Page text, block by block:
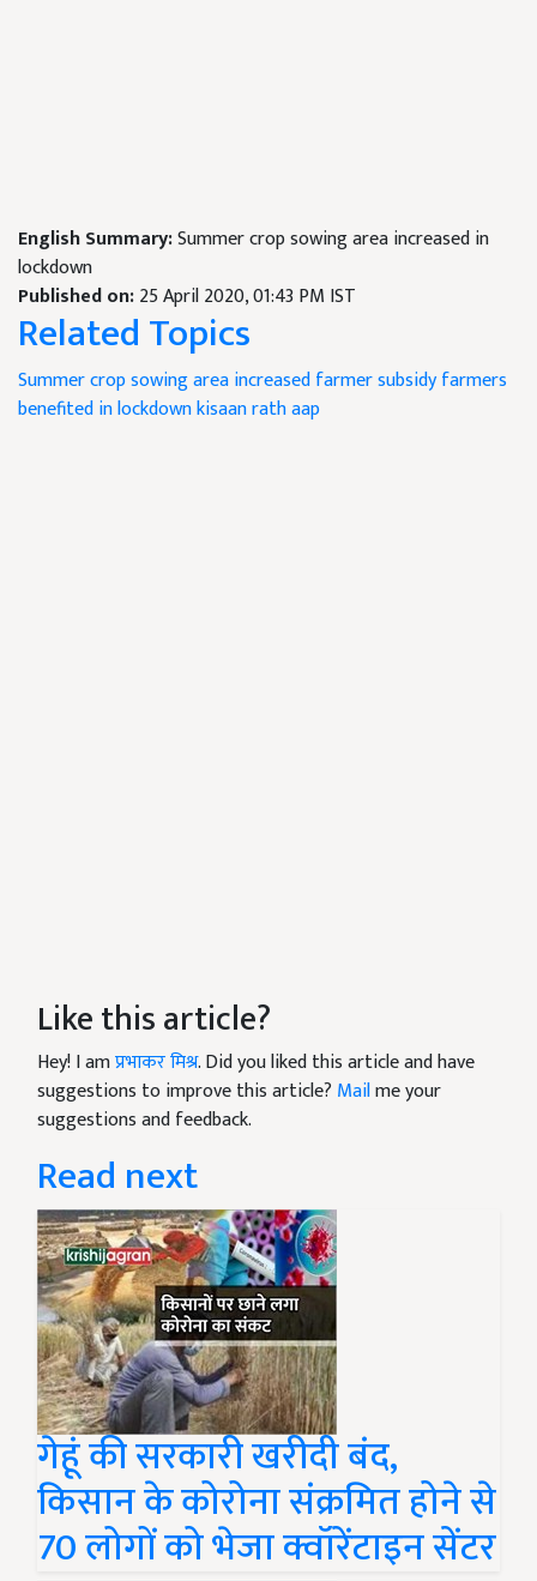
English Summary:Summer crop sowing area increased in
lockdown
Published on:25 April 2020, 01:43 PM IST
Related Topics
Summer crop sowing area increasedfarmer subsidyfarmers
benefited in lockdownkisaan rath aap
Like this article?
Hey! I amप्रभाकर मिश्र. Did you liked this article and have
suggestions to improve this article? Mailme your
suggestions and feedback.
Read next
गेहूं की सरकारी खरीदी बंद,
किसान के कोरोना संक्रमित होने से
70 लोगों को भेजा क्वॉरेंटाइन सेंटर